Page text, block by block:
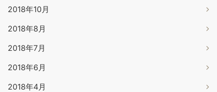
2018年10月
2018年8月
2018年7月
2018年6月
2018年4月